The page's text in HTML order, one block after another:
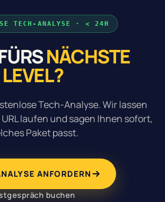
TECH-ANALYSE · < 24H
NÄCHSTE
LEVEL?
Tech-Analyse. Wir lassen
laufen und sagen Ihnen sofort,
Paket passt.
ANFORDERN
buchen